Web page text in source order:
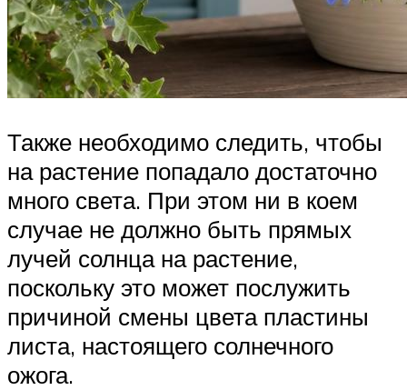
Также необходимо следить, чтобы
на растение попадало достаточно
много света. При этом ни в коем
случае не должно быть прямых
лучей солнца на растение,
поскольку это может послужить
причиной смены цвета пластины
листа, настоящего солнечного
ожога.